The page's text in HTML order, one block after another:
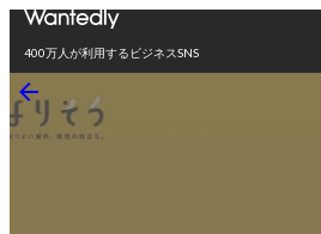
400万人が利用するビジネスSNS